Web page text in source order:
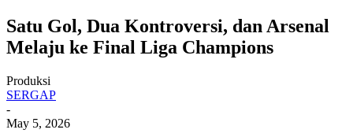
Satu Gol, Dua Kontroversi, dan Arsenal
Melaju ke Final Liga Champions
Produksi
SERGAP
-
May 5, 2026